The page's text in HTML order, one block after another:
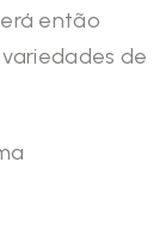
então
de